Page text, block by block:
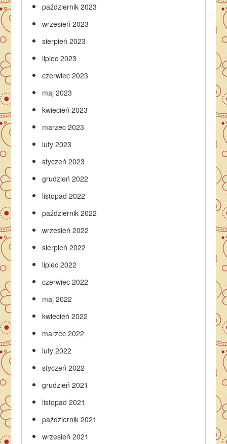
październik 2023
wrzesień 2023
sierpień 2023
lipiec 2023
czerwiec 2023
maj 2023
kwiecień 2023
marzec 2023
luty 2023
styczeń 2023
grudzień 2022
listopad 2022
październik 2022
wrzesień 2022
sierpień 2022
lipiec 2022
czerwiec 2022
maj 2022
kwiecień 2022
marzec 2022
luty 2022
styczeń 2022
grudzień 2021
listopad 2021
październik 2021
wrzesień 2021